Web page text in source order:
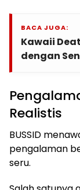
BACA JUGA:
Kawaii
dengan
Realistis
BUSSID
pengalaman
seru.